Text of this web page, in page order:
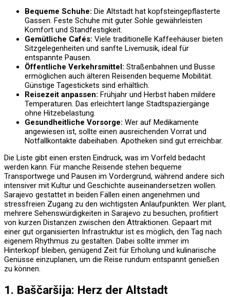
Bequeme Schuhe: Die Altstadt hat kopfsteingepflasterte
Gassen. Feste Schuhe mit guter Sohle gewährleisten
Komfort und Standfestigkeit.
Gemütliche Cafés: Viele traditionelle Kaffeehäuser bieten
Sitzgelegenheiten und sanfte Livemusik, ideal für
entspannte Pausen.
Öffentliche Verkehrsmittel: Straßenbahnen und Busse
ermöglichen auch älteren Reisenden bequeme Mobilität.
Günstige Tagestickets sind erhältlich.
Reisezeit anpassen: Frühjahr und Herbst haben mildere
Temperaturen. Das erleichtert lange Stadtspaziergänge
ohne Hitzebelastung.
Gesundheitliche Vorsorge: Wer auf Medikamente
angewiesen ist, sollte einen ausreichenden Vorrat und
Notfallkontakte dabeihaben. Apotheken sind gut erreichbar.
Die Liste gibt einen ersten Eindruck, was im Vorfeld bedacht
werden kann. Für manche Reisende stehen bequeme
Transportwege und Pausen im Vordergrund, während andere sich
intensiver mit Kultur und Geschichte auseinandersetzen wollen.
Sarajevo gestattet in beiden Fällen einen angenehmen und
stressfreien Zugang zu den wichtigsten Anlaufpunkten. Wer plant,
mehrere Sehenswürdigkeiten in Sarajevo zu besuchen, profitiert
von kurzen Distanzen zwischen den Attraktionen. Gepaart mit
einer gut organisierten Infrastruktur ist es möglich, den Tag nach
eigenem Rhythmus zu gestalten. Dabei sollte immer im
Hinterkopf bleiben, genügend Zeit für Erholung und kulinarische
Genüsse einzuplanen, um die Reise rundum entspannt genießen
zu können.
1. Baščaršija: Herz der Altstadt